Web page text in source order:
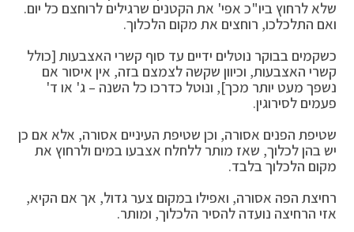
שלא לרחוץ ביו"כ אפי' את הקטנים שרגילים לרוחצם כל יום.
ואם התלכלכו, רוחצים את מקום הלכלוך.
כשקמים בבוקר נוטלים ידיים עד סוף קשרי האצבעות [כולל
קשרי האצבעות, וכיוון שקשה לצמצם בזה, אין איסור אם
נשפך מעט יותר מכך], ונוטל כדרכו כל השנה – ג' או ד'
פעמים לסירוגין.
שטיפת הפנים אסורה, וכן שטיפת העיניים אסורה, אלא אם כן
יש בהן לכלוך, שאז מותר ללחלח אצבעו במים ולרחוץ את
מקום הלכלוך בלבד.
רחיצת הפה אסורה, ואפילו במקום צער גדול, אך אם הקיא,
אזי הרחיצה נועדה להסיר הלכלוך, ומותר.